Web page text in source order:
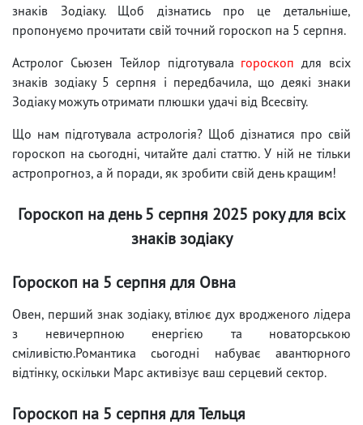
знаків Зодіаку. Щоб дізнатись про це детальніше,
пропонуємо прочитати свій точний гороскоп на 5 серпня.
Астролог Сьюзен Тейлор підготувала гороскоп для всіх
знаків зодіаку 5 серпня і передбачила, що деякі знаки
Зодіаку можуть отримати плюшки удачі від Всесвіту.
Що нам підготувала астрологія? Щоб дізнатися про свій
гороскоп на сьогодні, читайте далі статтю. У ній не тільки
астропрогноз, а й поради, як зробити свій день кращим!
Гороскоп на день 5 серпня 2025 року для всіх
знаків зодіаку
Гороскоп на 5 серпня для Овна
Овен, перший знак зодіаку, втілює дух вродженого лідера
з невичерпною енергією та новаторською
сміливістю.Романтика сьогодні набуває авантюрного
відтінку, оскільки Марс активізує ваш серцевий сектор.
Гороскоп на 5 серпня для Тельця